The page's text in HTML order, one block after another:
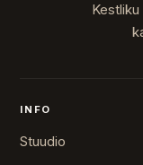
INFO
Stuudio